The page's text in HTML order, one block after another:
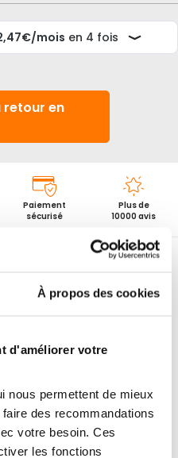
À propos des cookies
d'améliorer votre
nous permettent de mieux
des recommandations
votre besoin. Ces
les fonctions
et les produits
Soit 49.90€ de
retour en
Paiement
sécurisé
Plus de
10000 avis